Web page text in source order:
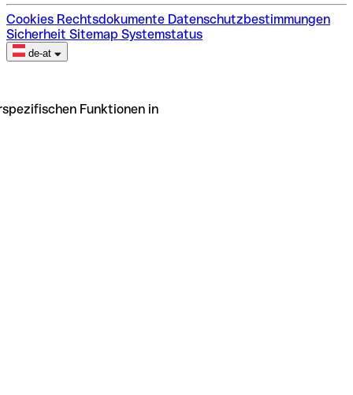
Cookies Rechtsdokumente Datenschutzbestimmungen
Sicherheit Sitemap Systemstatus
de-at
Funktionen in